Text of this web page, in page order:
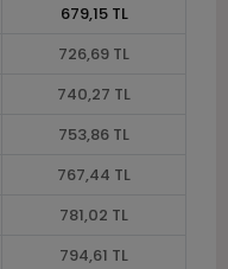
679,15 TL
726,69 TL
740,27 TL
753,86 TL
767,44 TL
781,02 TL
794,61 TL